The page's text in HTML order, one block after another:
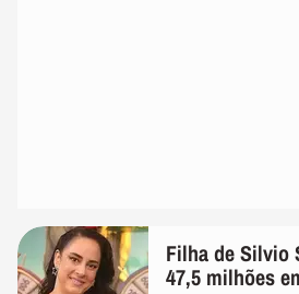
Filha de Silvio
47,5 milhões